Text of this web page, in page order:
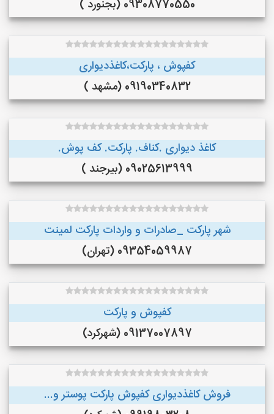
09308770550 (بجنورد )
کفپوش ، پارکت،کاغذدیواری
09190340832 (مشهد )
کاغذ دیواری .کناف. پارکت. کف پوش.
09025613999 (بیرجند )
شهر پارکت _صادرات و واردات پارکت لمینت
09354059987 (تهران)
کفپوش و پارکت
09137007897 (شهرکرد)
فروش کاغذدیواری کفپوش پارکت پوستر و...